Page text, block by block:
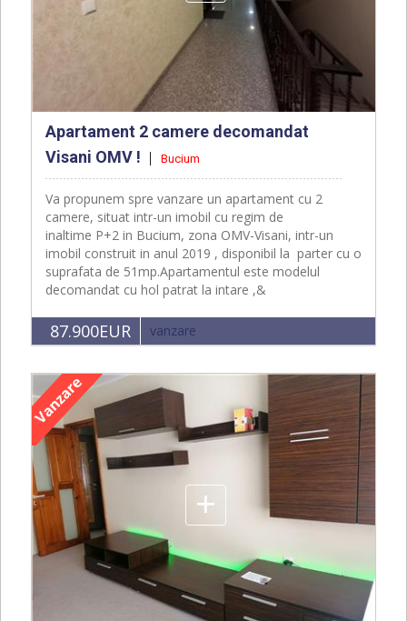
Apartament 2 camere decomandat
Visani OMV !
Bucium
Va propunem spre vanzare un apartament cu 2
camere, situat intr-un imobil cu regim de
inaltime P+2 in Bucium, zona OMV-Visani, intr-un
imobil construit in anul 2019 , disponibil la parter cu o
suprafata de 51mp.Apartamentul este modelul
decomandat cu hol patrat la intare ,&
87.900EUR vanzare
+